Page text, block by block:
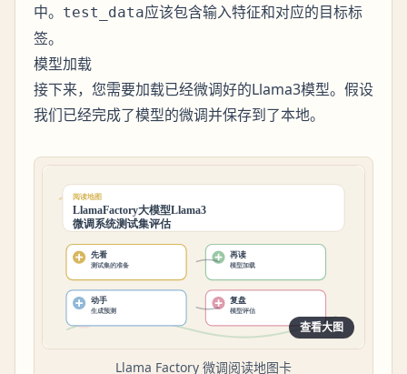
中。 test_data应该包含输入特征和对应的目标标
签。
模型加载
接下来，您需要加载已经微调好的Llama3模型。假设
我们已经完成了模型的微调并保存到了本地。
查看大图
Llama Factory 微调阅读地图卡